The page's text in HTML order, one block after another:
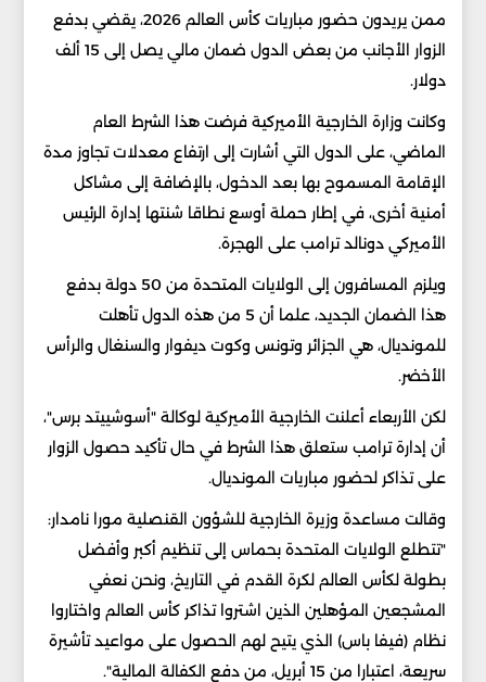
ممن يريدون حضور مباريات كأس العالم 2026، يقضي بدفع
الزوار الأجانب من بعض الدول ضمان مالي يصل إلى 15 ألف
دولار.
وكانت وزارة الخارجية الأميركية فرضت هذا الشرط العام
الماضي، على الدول التي أشارت إلى ارتفاع معدلات تجاوز مدة
الإقامة المسموح بها بعد الدخول، بالإضافة إلى مشاكل
أمنية أخرى، في إطار حملة أوسع نطاقا شنتها إدارة الرئيس
الأميركي دونالد ترامب على الهجرة.
ويلزم المسافرون إلى الولايات المتحدة من 50 دولة بدفع
هذا الضمان الجديد، علما أن 5 من هذه الدول تأهلت
للمونديال، هي الجزائر وتونس وكوت ديفوار والسنغال والرأس
الأخضر.
لكن الأربعاء أعلنت الخارجية الأميركية لوكالة "أسوشييتد برس"،
أن إدارة ترامب ستعلق هذا الشرط في حال تأكيد حصول الزوار
على تذاكر لحضور مباريات المونديال.
وقالت مساعدة وزيرة الخارجية للشؤون القنصلية مورا نامدار:
"تتطلع الولايات المتحدة بحماس إلى تنظيم أكبر وأفضل
بطولة لكأس العالم لكرة القدم في التاريخ، ونحن نعفي
المشجعين المؤهلين الذين اشتروا تذاكر كأس العالم واختاروا
نظام (فيفا باس) الذي يتيح لهم الحصول على مواعيد تأشيرة
سريعة، اعتبارا من 15 أبريل، من دفع الكفالة المالية".